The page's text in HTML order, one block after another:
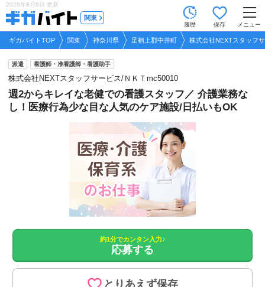
2026年8月6日 更新
関東
履歴 保存 メニュー
ギガバイトTOP 関東 神奈川県 足柄上郡中井町 株式会社NEXTスタッフ
派遣 看護師・准看護師・看護助手
株式会社NEXTスタッフサービス/ＮＫＴmc50010
週2からキレイな老健での看護スタッフ／ 介護業務な
し！医療行為少な目な人気のケア施設/日払いもOK
約1分でカンタン入力♪
応募する
とりあえず保存